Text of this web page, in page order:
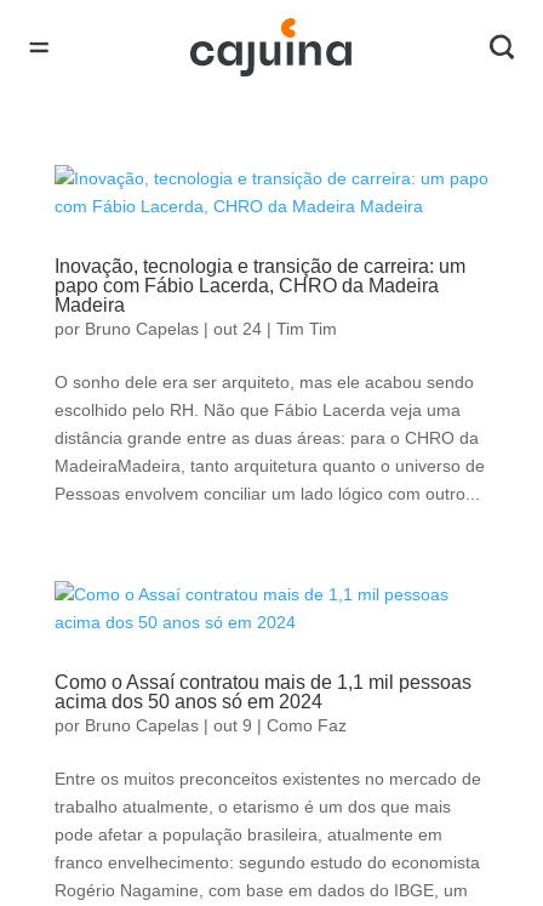
Inovação, tecnologia e transição de carreira: um
papo com Fábio Lacerda, CHRO da Madeira
Madeira
por Bruno Capelas| out 24| Tim Tim
O sonho dele era ser arquiteto, mas ele acabou sendo
escolhido pelo RH. Não que Fábio Lacerda veja uma
distância grande entre as duas áreas: para o CHRO da
MadeiraMadeira, tanto arquitetura quanto o universo de
Pessoas envolvem conciliar um lado lógico com outro...
Como o Assaí contratou mais de 1,1 mil pessoas
acima dos 50 anos só em 2024
por Bruno Capelas| out 9 | Como Faz
Entre os muitos preconceitos existentes no mercado de
trabalho atualmente, o etarismo é um dos que mais
pode afetar a população brasileira, atualmente em
franco envelhecimento: segundo estudo do economista
Rogério Nagamine, com base em dados do IBGE, um